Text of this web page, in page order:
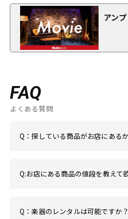
アン
FAQ
よくある質問
Q：探している商品がお店にある
Q:お店にある商品の値段を教えて
Q：楽器のレンタルは可能ですか？